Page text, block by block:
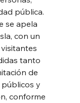
pública.
se apela
con un
tanto
de
y
conforme